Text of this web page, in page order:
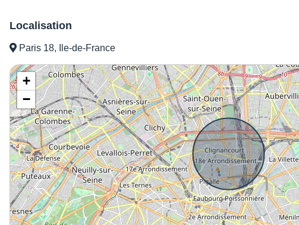
Localisation
Paris 18, Ile-de-France
+
−